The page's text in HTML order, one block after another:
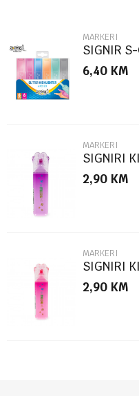
Poruka
POŠALJI
MARKERI
SIGNIR S-
6,40 KM
MARKERI
SIGNIRI
2,90 KM
MARKERI
SIGNIRI
2,90 KM